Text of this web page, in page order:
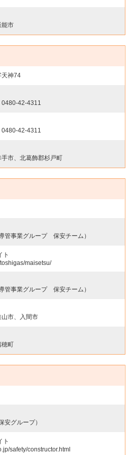
能市
天神74
0480-42-4311
0480-42-4311
手市、北葛飾郡杉戸町
管事業グループ 保安チーム）
ト
maisetsu/
管事業グループ 保安チーム）
市、入間市
穂町
安グループ）
ト
safety/constructor.html